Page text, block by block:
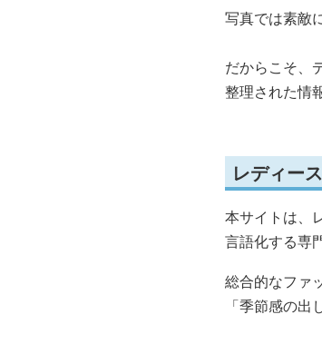
写真では素敵
だからこそ、
整理された情
レディー
本サイトは、
言語化する専
総合的なファ
「季節感の